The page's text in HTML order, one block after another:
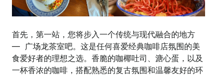
首先，第一站，您将步入一个传统与现代融合的地方
— 广场龙茶室吧。这是任何喜爱经典咖啡店氛围的美
食爱好者的理想之选。香脆的咖椰吐司、溏心蛋，以及
一杯香浓的咖啡，搭配熟悉的复古氛围和温馨友好的环